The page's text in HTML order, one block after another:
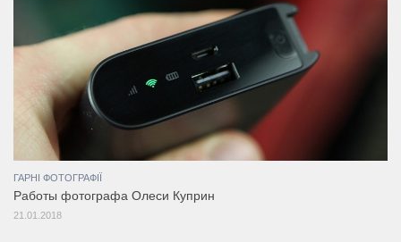
ГАРНІ ФОТОГРАФІЇ
Работы фотографа Олеси Куприн
21.01.2018